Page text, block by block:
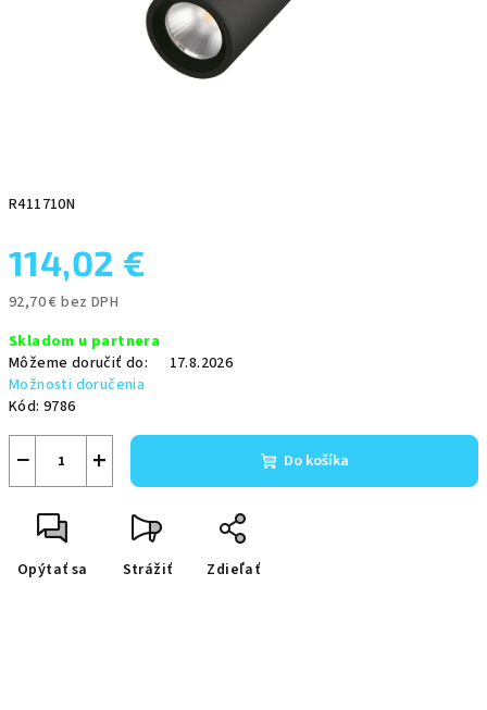
R411710N
114,02 €
92,70 € bez DPH
cena:
Skladom u partnera
Môžeme doručiť do:
17.8.2026
Možnosti doručenia
Kód: 9786
+
− Do košíka
Opýtať sa Strážiť Zdieľať